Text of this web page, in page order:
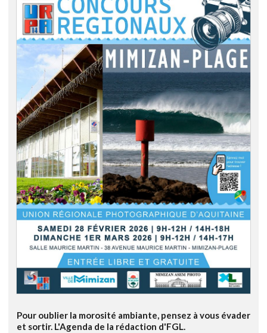
Pour oublier la morosité ambiante, pensez à vous évader
et sortir. L'Agenda de la rédaction d'FGL.